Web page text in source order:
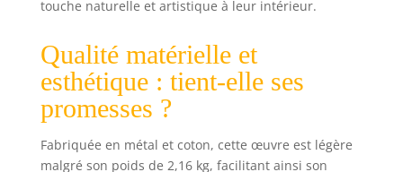
soigneusement
Matériau léger qui
s'accroche
facilement aux
solidement au
mur à l'aide de
touche naturelle et artistique à leur intérieur.
Qualité matérielle et
esthétique : tient-elle ses
promesses ?
Fabriquée en métal et coton, cette œuvre est légère
malgré son poids de 2,16 kg, facilitant ainsi son